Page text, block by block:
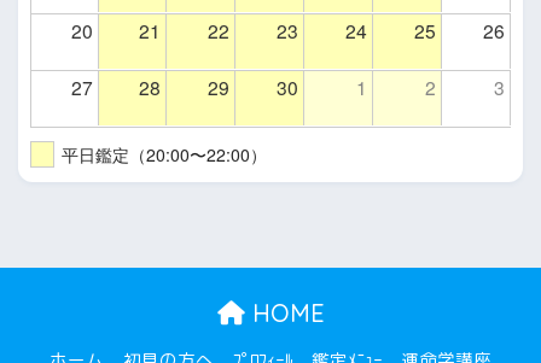
20 21 22 23 24 25 26
27 28 29 30 1 2 3
平日鑑定（20:00〜22:00）
HOME